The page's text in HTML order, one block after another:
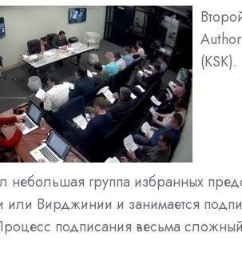
(KSK).
небольшая группа избранных
Вирджинии и занимается
подписания весьма